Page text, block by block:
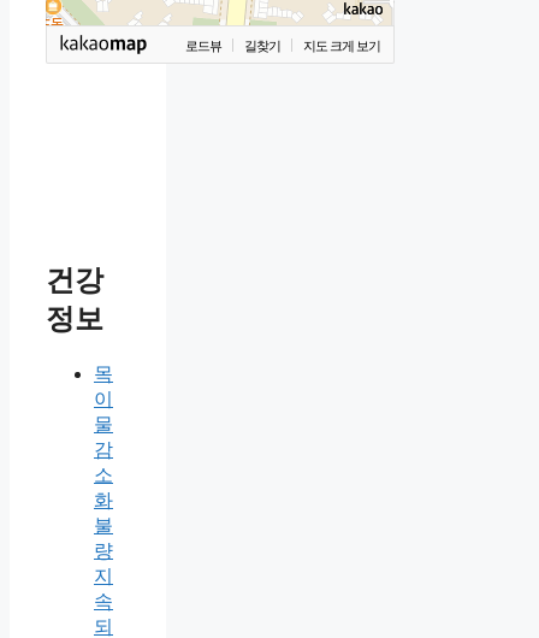
로드뷰 길찾기 지도 크게 보기
건강
정보
목
이
물
감
소
화
불
량
지
속
되